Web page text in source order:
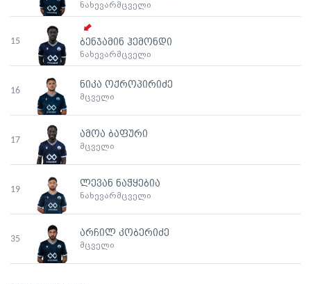
ნახევარმცველი
15 ბენჯამინ ჰემონდი
ნახევარმცველი
16
ნიკა ოქროპირიძე
მცველი
17
ამოა ბაფური
მცველი
19
ლევან ნაჭყებია
ნახევარმცველი
35
არჩილ კობერიძე
მცველი